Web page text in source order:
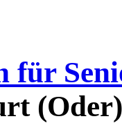
für